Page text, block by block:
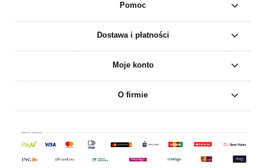
Pomoc
Dostawa i płatności
Moje konto
O firmie